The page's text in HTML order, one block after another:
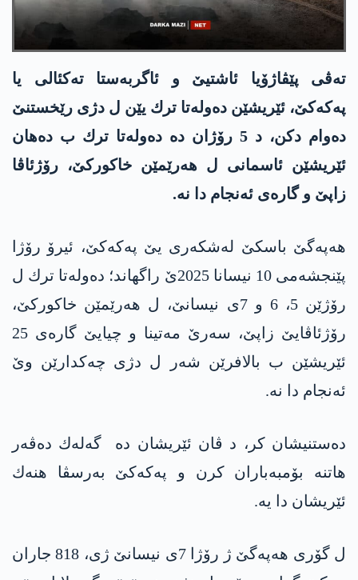
ته‌ڤی پێڤاژۆیا ئاشتیێ و ئاگربه‌ستا ته‌كئالی یا
په‌كه‌كێ، ئێریشێن ده‌وله‌تا ترك یێن ل دژی رێخستنێ
ده‌وام دكن، د 5 رۆژان ده‌ ده‌وله‌تا ترك ب ده‌هان
ئێریشێن ئاسمانی ل هه‌رێمێن خاكوركێ، رۆژئاڤا
زاپێ و گاره‌ی ئه‌نجام دا نه‌.
هه‌په‌گێ باسكێ له‌شكه‌ری یێ په‌كه‌كێ، ئیرۆ رۆژا
پێنجشه‌می 10 نیسانا 2025ێ راگهاند؛ ده‌وله‌تا ترك ل
رۆژێن 5، 6 و 7ی نیسانێ، ل هه‌رێمێن خاكوركێ،
رۆژئاڤایێ زاپێ، سه‌رێ مه‌تینا و چیایێ گاره‌ی 25
ئێریشێن ب بالافرێن شه‌ر ل دژی چه‌كدارێن وێ
ئه‌نجام دا نه‌.
ده‌ستنیشان كر، د ڤان ئێریشان ده‌ گه‌له‌ك ده‌ڤه‌ر
هاتنه‌ بۆمبه‌باران كرن و په‌كه‌كێ به‌رسڤا هنه‌ك
ئێریشان دا یه‌.
ل گۆری هه‌په‌گێ ژ رۆژا 7ی نیسانێ ژی، 818 جاران